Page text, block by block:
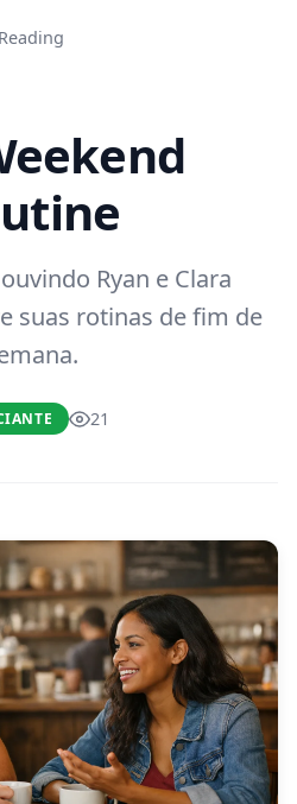
Ryan e Clara
suas rotinas de fim de
21